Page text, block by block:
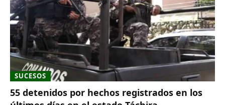
SUCESOS
55 detenidos por hechos registrados en los